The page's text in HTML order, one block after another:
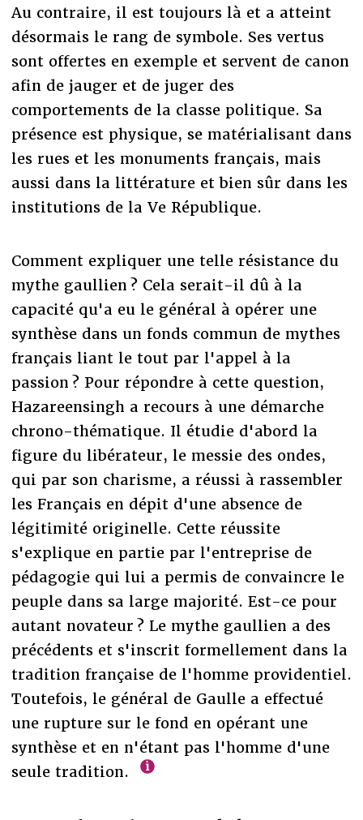
Au contraire, il est toujours là et a atteint
désormais le rang de symbole. Ses vertus
sont offertes en exemple et servent de canon
afin de jauger et de juger des
comportements de la classe politique. Sa
présence est physique, se matérialisant dans
les rues et les monuments français, mais
aussi dans la littérature et bien sûr dans les
institutions de la Ve République.
Comment expliquer une telle résistance du
mythe gaullien ? Cela serait-il dû à la
capacité qu'a eu le général à opérer une
synthèse dans un fonds commun de mythes
français liant le tout par l'appel à la
passion ? Pour répondre à cette question,
Hazareensingh a recours à une démarche
chrono-thématique. Il étudie d'abord la
figure du libérateur, le messie des ondes,
qui par son charisme, a réussi à rassembler
les Français en dépit d'une absence de
légitimité originelle. Cette réussite
s'explique en partie par l'entreprise de
pédagogie qui lui a permis de convaincre le
peuple dans sa large majorité. Est-ce pour
autant novateur ? Le mythe gaullien a des
précédents et s'inscrit formellement dans la
tradition française de l'homme providentiel.
Toutefois, le général de Gaulle a effectué
une rupture sur le fond en opérant une
synthèse et en n'étant pas l'homme d'une
seule tradition.